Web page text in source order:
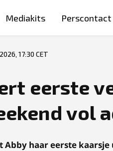
Mediakits Perscontact
17:30 CET
eerste
vol
Abby haar eerste kaarsje